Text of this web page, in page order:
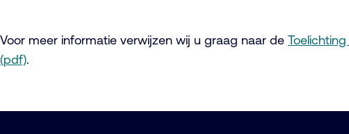
Voor meer informatie verwijzen wij u graag naar de
(pdf).